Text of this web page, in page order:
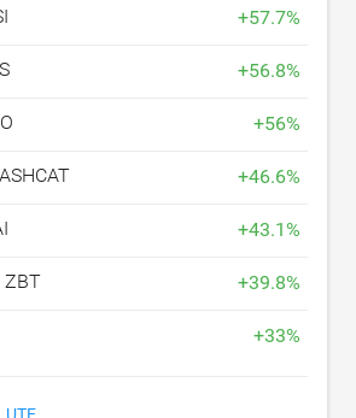
+57.7%
+56.8%
+56%
+46.6%
+43.1%
ZBT +39.8%
+33%